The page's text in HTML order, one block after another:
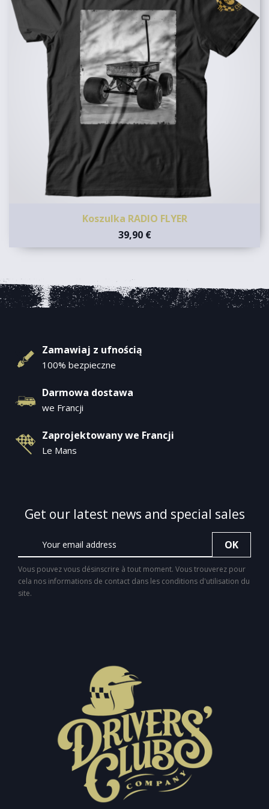
Koszulka RADIO FLYER
39,90 €
Zamawiaj z ufnością
100% bezpieczne
Darmowa dostawa
we Francji
Zaprojektowany we Francji
Le Mans
Get our latest news and special sales
Vous pouvez vous désinscrire à tout moment. Vous trouverez pour
cela nos informations de contact dans les conditions d'utilisation du
site.